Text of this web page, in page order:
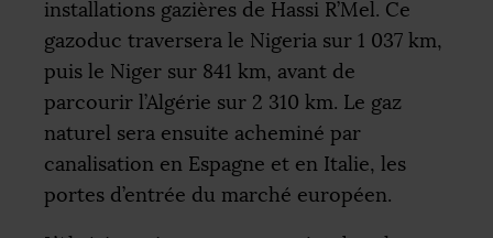
installations gazières de Hassi R’Mel. Ce
gazoduc traversera le Nigeria sur 1 037 km,
puis le Niger sur 841 km, avant de
parcourir l’Algérie sur 2 310 km. Le gaz
naturel sera ensuite acheminé par
canalisation en Espagne et en Italie, les
portes d’entrée du marché européen.